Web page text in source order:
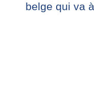
belge qui va